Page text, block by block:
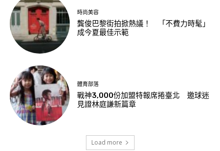
時尚美容
龔俊巴黎街拍掀熱議！ 「不費力時髦」
成今夏最佳示範
體育部落
戰神3,000份加盟特報席捲臺北 邀球迷
見證林庭謙新篇章
Load more